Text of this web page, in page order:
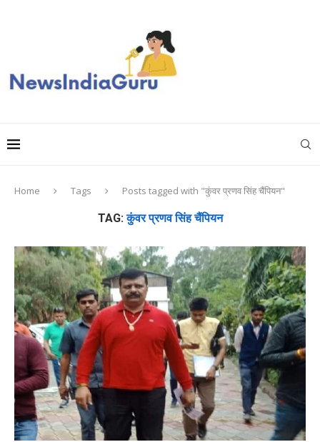
Home Tags Posts tagged with "कुंवर प्रणव सिंह चैंपियन"
TAG:कुंवर प्रणव सिंह चैंपियन